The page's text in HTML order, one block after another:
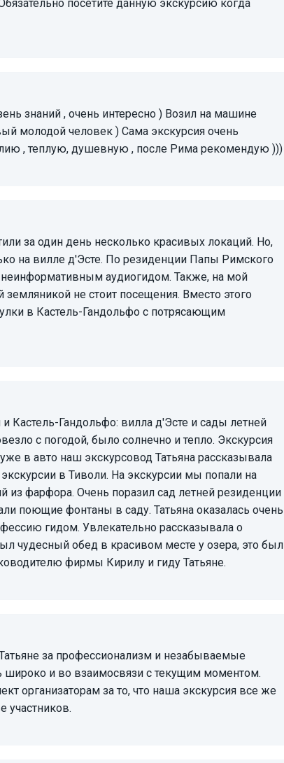
посетите данную экскурсию когда
молодой человек ) Сама экскурсия очень
, теплую, душевную , после Рима рекомендую )))
на вилле д'Эсте. По резиденции Папы Римского
неинформативным аудиогидом. Также, на мой
не стоит посещения. Вместо этого
в Кастель-Гандольфо с потрясающим
с погодой, было солнечно и тепло. Экскурсия
в авто наш экскурсовод Татьяна рассказывала
в Тиволи. На экскурсии мы попали на
из фарфора. Очень поразил сад летней резиденции
поющие фонтаны в саду. Татьяна оказалась очень
гидом. Увлекательно рассказывала о
чудесный обед в красивом месте у озера, это был
фирмы Кирилу и гиду Татьяне.
широко и во взаимосвязи с текущим моментом.
организаторам за то, что наша экскурсия все же
участников.